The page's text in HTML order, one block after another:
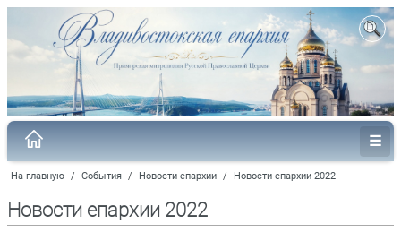
На главную / События / Новости епархии / Новости епархии 2022
Новости епархии 2022